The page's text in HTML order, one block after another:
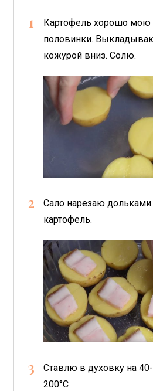
Картофель хорошо мою
половинки.
кожурой вниз. Солю.
Сало нарезаю
картофель.
Ставлю в духовку на
200°С